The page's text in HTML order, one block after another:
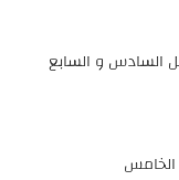
السادس و السابع
الخامس